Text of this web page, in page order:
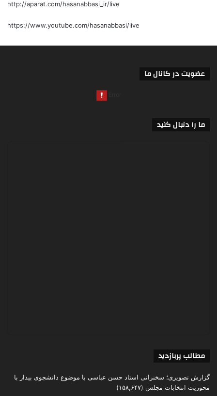
http://aparat.com/hasanabbasi_ir/live
https://www.youtube.com/hasanabbasi/live
عضویت در کانال ما
ما را دنبال کنید
مطالب پربازدید
گزارش تصویری؛ سخنرانی استاد حسن عباسی با موضوع دانشجوی بیدار با
محوریت انتخابات مجلس (۱۵۸,۶۴۷)